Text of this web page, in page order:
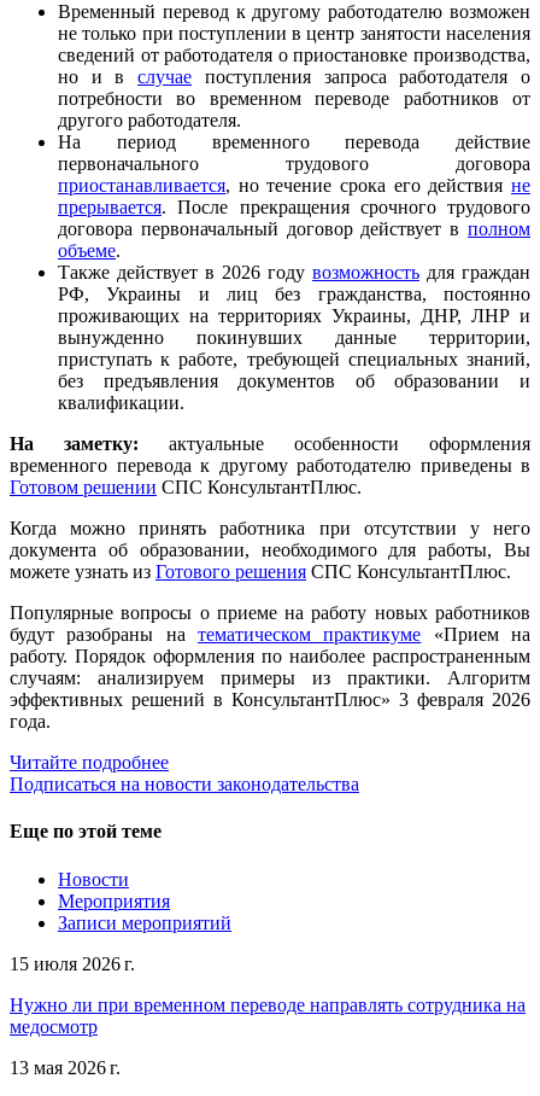
Временный перевод к другому работодателю возможен
не только при поступлении в центр занятости населения
сведений от работодателя о приостановке производства,
но и вслучае поступления запроса работодателя о
потребности во временном переводе работников от
другого работодателя.
На период временного перевода действие
первоначального трудового договора
приостанавливается, но течение срока его действия не
прерывается. После прекращения срочного трудового
договора первоначальный договор действует в полном
объеме.
Также действует в 2026 году возможность для граждан
РФ, Украины и лиц без гражданства, постоянно
проживающих на территориях Украины, ДНР, ЛНР и
вынужденно покинувших данные территории,
приступать к работе, требующей специальных знаний,
без предъявления документов об образовании и
квалификации.
На заметку: актуальные особенности оформления
временного перевода к другому работодателю приведены в
Готовом решении СПС КонсультантПлюс.
Когда можно принять работника при отсутствии у него
документа об образовании, необходимого для работы, Вы
можете узнать из Готового решения СПС КонсультантПлюс.
Популярные вопросы о приеме на работу новых работников
будут разобраны на тематическом практикуме «Прием на
работу. Порядок оформления по наиболее распространенным
случаям: анализируем примеры из практики. Алгоритм
эффективных решений в КонсультантПлюс» 3 февраля 2026
года.
Читайте подробнее
Подписаться на новости законодательства
Еще по этой теме
Новости
Мероприятия
Записи мероприятий
15 июля 2026 г.
Нужно ли при временном переводе направлять сотрудника на
медосмотр
13 мая 2026 г.